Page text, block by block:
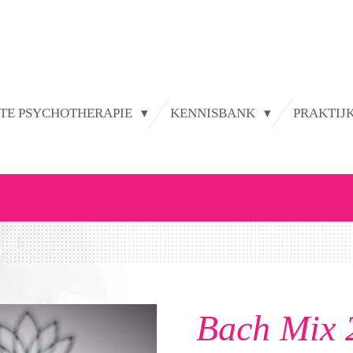
PSYCHOTHERAPIE KENNISBANK
Bach Mix